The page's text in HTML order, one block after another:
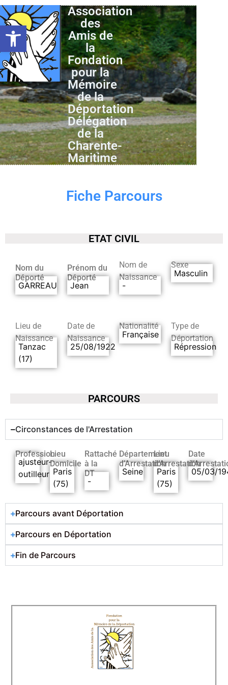
Ouvrir la barre d’outils
Association
des
Amis de
la
Fondation
pour la
Mémoire
de la
Déportation
Délégation
de la
Charente-
Maritime
Fiche Parcours
ETAT CIVIL
Nom du
Déporté
GARREAU
Prénom du
Déporté
Jean
Nom de
Naissance
-
Sexe
Masculin
Lieu de
Naissance
Tanzac
(17)
Date de
Naissance
25/08/1922
Nationalité
Française
Type de
Déportation
Répression
PARCOURS
Circonstances de l'Arrestation
Profession
ajusteur-
outilleur
Lieu
Domicile
Paris
(75)
Rattaché
à la
DT
-
Département
d’Arrestation
Seine
Lieu
d’Arrestation
Paris
(75)
Date
05/03/
Parcours avant Déportation
Parcours en Déportation
Fin de Parcours